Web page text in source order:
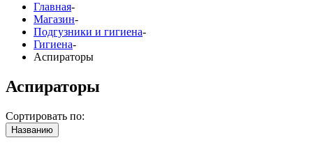
Главная-
Магазин-
Подгузники и гигиена-
Гигиена-
Аспираторы
Аспираторы
Сортировать по:
Названию